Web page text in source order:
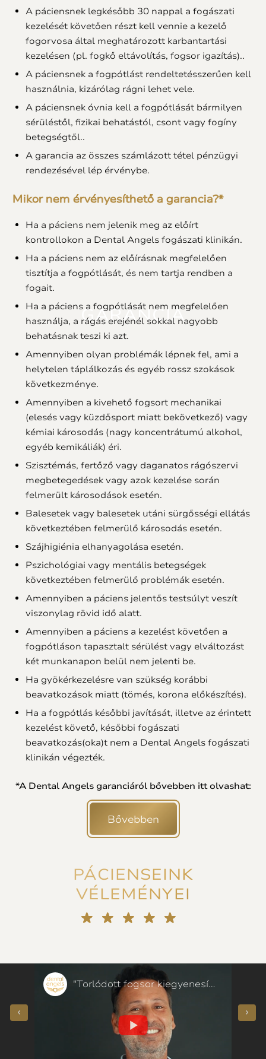
GARANCIA
A páciensnek legkésőbb 30 nappal a fogászati
kezelését követően részt kell vennie a kezelő
fogorvosa által meghatározott karbantartási
kezelésen (pl. fogkő eltávolítás, fogsor igazítás)..
A páciensnek a fogpótlást rendeltetésszerűen kell
használnia, kizárólag rágni lehet vele.
A páciensnek óvnia kell a fogpótlását bármilyen
sérüléstől, fizikai behatástól, csont vagy fogíny
betegségtől..
A garancia az összes számlázott tétel pénzügyi
rendezésével lép érvénybe.
Mikor nem érvényesíthető a garancia?*
Ha a páciens nem jelenik meg az előírt
kontrollokon a Dental Angels fogászati klinikán.
Ha a páciens nem az előírásnak megfelelően
tisztítja a fogpótlását, és nem tartja rendben a
fogait.
Ha a páciens a fogpótlását nem megfelelően
használja, a rágás erejénél sokkal nagyobb
behatásnak teszi ki azt.
Amennyiben olyan problémák lépnek fel, ami a
helytelen táplálkozás és egyéb rossz szokások
következménye.
Amennyiben a kivehető fogsort mechanikai
(elesés vagy küzdősport miatt bekövetkező) vagy
kémiai károsodás (nagy koncentrátumú alkohol,
egyéb kemikáliák) éri.
Szisztémás, fertőző vagy daganatos rágószervi
megbetegedések vagy azok kezelése során
felmerült károsodások esetén.
Balesetek vagy balesetek utáni sürgősségi ellátás
következtében felmerülő károsodás esetén.
Szájhigiénia elhanyagolása esetén.
Pszichológiai vagy mentális betegségek
következtében felmerülő problémák esetén.
Amennyiben a páciens jelentős testsúlyt veszít
viszonylag rövid idő alatt.
Amennyiben a páciens a kezelést követően a
fogpótláson tapasztalt sérülést vagy elváltozást
két munkanapon belül nem jelenti be.
Ha gyökérkezelésre van szükség korábbi
beavatkozások miatt (tömés, korona előkészítés).
Ha a fogpótlás későbbi javítását, illetve az érintett
kezelést követő, későbbi fogászati
beavatkozás(oka)t nem a Dental Angels fogászati
klinikán végezték.
*​A Dental Angels garanciáról bővebben itt olvashat:
Bővebben
PÁCIENSEINK
VÉLEMÉNYEI
"Torlódott fogsor kiegyenesítése 50 évesen, néhány hónap alatt – páciensünk mondta"